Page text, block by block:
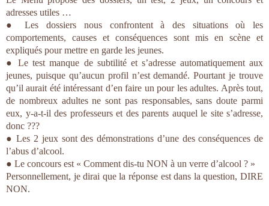
adresses utiles …
● Les dossiers nous confrontent à des situations où les
comportements, causes et conséquences sont mis en scène et
expliqués pour mettre en garde les jeunes.
● Le test manque de subtilité et s’adresse automatiquement aux
jeunes, puisque qu’aucun profil n’est demandé. Pourtant je trouve
qu’il aurait été intéressant d’en faire un pour les adultes. Après tout,
de nombreux adultes ne sont pas responsables, sans doute parmi
eux, y-a-t-il des professeurs et des parents auquel le site s’adresse,
donc ???
● Les 2 jeux sont des démonstrations d’une des conséquences de
l’abus d’alcool.
● Le concours est « Comment dis-tu NON à un verre d’alcool ? »
Personnellement, je dirai que la réponse est dans la question, DIRE
NON.